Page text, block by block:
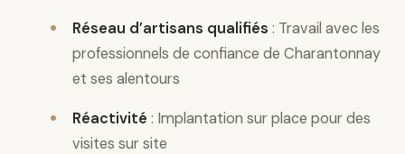
Réseau d’artisans qualifiés : Travail avec les
professionnels de confiance de Charantonnay
et ses alentours
Réactivité : Implantation sur place pour des
visites sur site